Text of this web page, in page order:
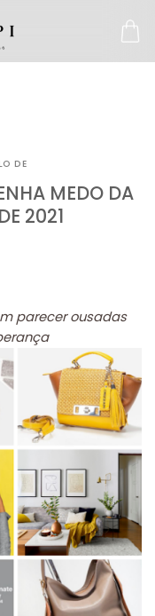
DE
MEDO DA
2021
parecer ousadas